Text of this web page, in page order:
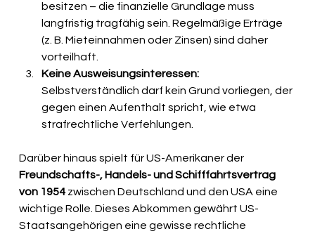
besitzen – die finanzielle Grundlage muss
langfristig tragfähig sein. Regelmäßige Erträge
(z. B. Mieteinnahmen oder Zinsen) sind daher
vorteilhaft.
Keine Ausweisungsinteressen:
Selbstverständlich darf kein Grund vorliegen, der
gegen einen Aufenthalt spricht, wie etwa
strafrechtliche Verfehlungen.
Darüber hinaus spielt für US-Amerikaner der
Freundschafts-, Handels- und Schifffahrtsvertrag
von 1954 zwischen Deutschland und den USA eine
wichtige Rolle. Dieses Abkommen gewährt US-
Staatsangehörigen eine gewisse rechtliche